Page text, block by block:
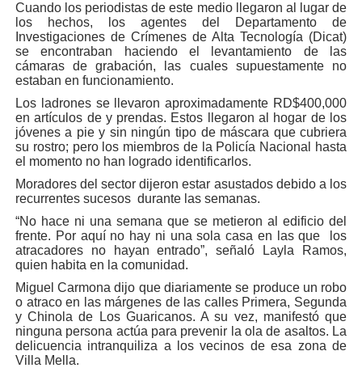
Cuando los periodistas de este medio llegaron al lugar de
los hechos, los agentes del Departamento de
Investigaciones de Crímenes de Alta Tecnología (Dicat)
se encontraban haciendo el levantamiento de las
cámaras de grabación, las cuales supuestamente no
estaban en funcionamiento.
Los ladrones se llevaron aproximadamente RD$400,000
en artículos de y prendas. Estos llegaron al hogar de los
jóvenes a pie y sin ningún tipo de máscara que cubriera
su rostro; pero los miembros de la Policía Nacional hasta
el momento no han logrado identificarlos.
Moradores del sector dijeron estar asustados debido a los
recurrentes sucesos durante las semanas.
“No hace ni una semana que se metieron al edificio del
frente. Por aquí no hay ni una sola casa en las que los
atracadores no hayan entrado”, señaló Layla Ramos,
quien habita en la comunidad.
Miguel Carmona dijo que diariamente se produce un robo
o atraco en las márgenes de las calles Primera, Segunda
y Chinola de Los Guaricanos. A su vez, manifestó que
ninguna persona actúa para prevenir la ola de asaltos. La
delicuencia intranquiliza a los vecinos de esa zona de
Villa Mella.